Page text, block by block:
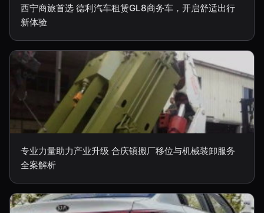
西宁商旅首选 德利汽车租赁GL8商务车，开启舒适出行
新体验
专业力量助力产业升级 合庆镇搬厂移位与机械装卸服务
全案解析